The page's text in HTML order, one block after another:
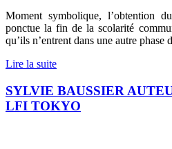
Moment symbolique, l’obtention
ponctue la fin de la scolarité
qu’ils n’entrent dans une autre phase
Lire la suite
SYLVIE BAUSSIER
LFI TOKYO